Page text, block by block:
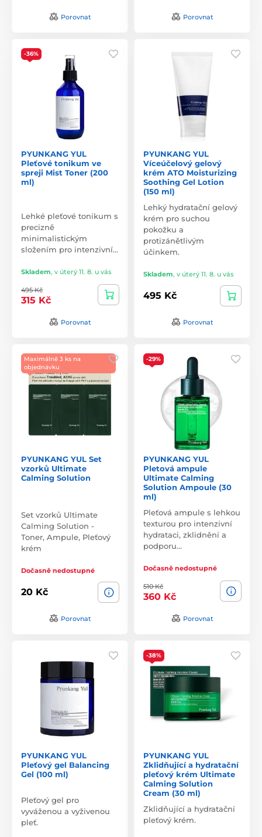
Porovnat Porovnat
-36%
PYUNKANG YUL
Pleťové tonikum ve
spreji Mist Toner (200
ml)
Lehké pleťové tonikum s
precizně
minimalistickým
složením pro intenzivní…
Skladem, v úterý 11. 8. u vás
495 Kč
315 Kč
Porovnat
PYUNKANG YUL
Víceúčelový gelový
krém ATO Moisturizing
Soothing Gel Lotion
(150 ml)
Lehký hydratační gelový
krém pro suchou
pokožku a
protizánětlivým
účinkem.
Skladem, v úterý 11. 8. u vás
495 Kč
Porovnat
Maximálně 3 ks na
objednávku
PYUNKANG YUL Set
vzorků Ultimate
Calming Solution
Set vzorků Ultimate
Calming Solution -
Toner, Ampule, Pleťový
krém
Dočasně nedostupné
20 Kč
Porovnat
-29%
PYUNKANG YUL
Pletová ampule
Ultimate Calming
Solution Ampoule (30
ml)
Pleťová ampule s lehkou
texturou pro intenzivní
hydrataci, zklidnění a
podporu…
Dočasně nedostupné
510 Kč
360 Kč
Porovnat
PYUNKANG YUL
Pleťový gel Balancing
Gel (100 ml)
Pleťový gel pro
vyváženou a vyživenou
pleť.
-38%
PYUNKANG YUL
Zklidňující a hydratační
pleťový krém Ultimate
Calming Solution
Cream (30 ml)
Zklidňující a hydratační
pleťový krém.